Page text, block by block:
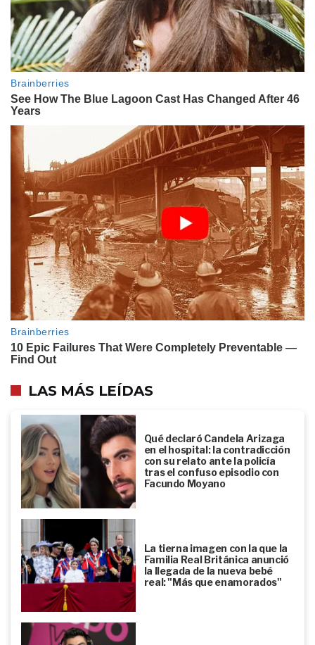
LAS MÁS LEÍDAS
Qué declaró Candela Arizaga
en el hospital: la contradicción
con su relato ante la policía
tras el confuso episodio con
Facundo Moyano
La tierna imagen con la que la
Familia Real Británica anunció
la llegada de la nueva bebé
real: "Más que enamorados"